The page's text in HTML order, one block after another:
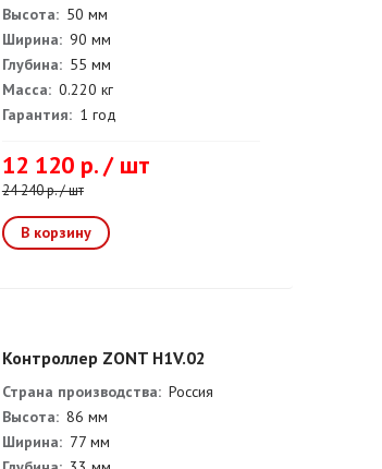
Высота: 50 мм
Ширина: 90 мм
Глубина: 55 мм
Масса: 0.220 кг
Гарантия: 1 год
12 120 р. / шт
24 240 р. / шт
Контроллер ZONT H1V.02
Страна производства: Россия
Высота: 86 мм
Ширина: 77 мм